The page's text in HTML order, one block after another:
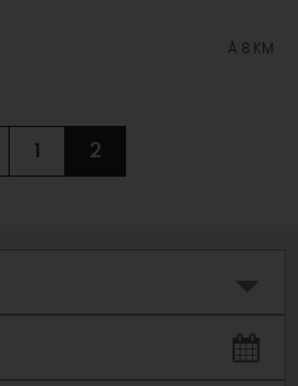
À 8 KM
1 2